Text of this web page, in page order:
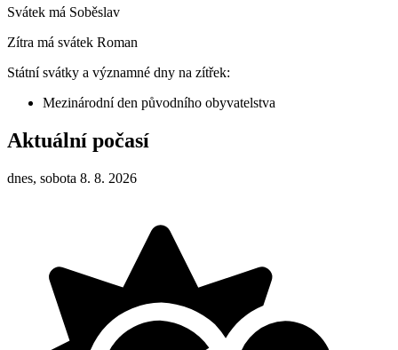
Svátek má Soběslav
Zítra má svátek Roman
Státní svátky a významné dny na zítřek:
Mezinárodní den původního obyvatelstva
Aktuální počasí
dnes, sobota 8. 8. 2026